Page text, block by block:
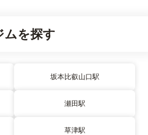
ムを探す
坂本比叡山口駅
瀬田駅
草津駅